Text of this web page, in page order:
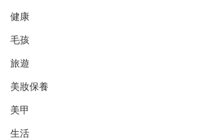
健康
毛孩
旅遊
美妝保養
美甲
生活